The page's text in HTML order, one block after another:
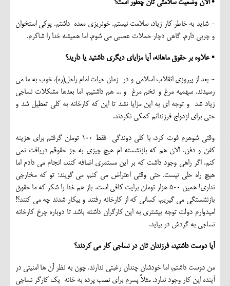
• الان وضعیت سلامتی تان چطور است؟
- شاید به خاطر کار زیاد، سلامت نیستم. خونریزی معده داشتم. پوکی استخوان
و چربی دارم. گاهی دچار حملات عصبی می شوم. اما همیشه خدا را شاکرم.
• علاوه بر حقوق ماهانه، آیا مزایای دیگری داشتید یا دارید؟
- بعد از پيروزي انقلاب اسلامي و در زمان حیات امام راحل(ره)، خوب به ما می
رسیدند. سهمیه مرغ و تخم مرغ و ... هم داشتیم. اما بعدها مشكلات نساجي
زياد شد و توجه ای به این مزایا نشد تا اين كه كارخانه به كلي تعطيل شد و
حتي برای ازدواج فرزندانم کمکی نکردند.
وقتی شوهرم فوت کرد، با کلی دوندگی فقط 100 تومان گرفتم برای هزینه
کفن و دفن. الان هم که بازنشسته ام هیچ چیزی به جز حقوقم دریافت نمی
کنم. اگر راهی وجود داشت که بر این مستمری اضافه کنند، انجام می دادم اما
هیچ راه حلی نیست. حتی وقتی اعتراض می کنم، می گویند؛ تو که مخارجی
نداری! همین 500 هزار تومان برایت کافی است. باز هم خدا را شكر كه ما حقوق
بازنشستگي مي گيريم. كساني كه از كارخانه رفتند و بيكار شدند چه مي كنند؟!
اميدوارم دولت توجه بيشتري به اين كارگران داشته باشد تا دوباره چرخ كارخانه
نساجي به گردش در بيايد.
آیا دوست داشتید، فرزندان تان در نساجی کار می کردند؟
من دوست داشتم، اما خودشان چندان رغبتی ندارند. چون به نظر آن ها امنیتی در
آینده این کار وجود ندارد. مثلاً پسرم برای نصب پرده به خانه یک کارگر نساجی